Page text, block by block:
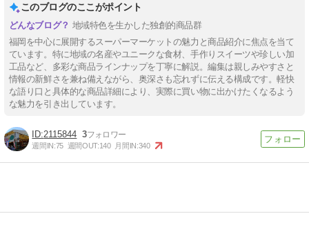
このブログのここがポイント
地域特色を生かした独創的商品群
福岡を中心に展開するスーパーマーケットの魅力と商品紹介に焦点を当て
ています。特に地域の名産やユニークな食材、手作りスイーツや珍しい加
工品など、多彩な商品ラインナップを丁寧に解説。編集は親しみやすさと
情報の新鮮さを兼ね備えながら、奥深さも忘れずに伝える構成です。軽快
な語り口と具体的な商品詳細により、実際に買い物に出かけたくなるよう
な魅力を引き出しています。
2115844 3
週間IN:75 週間OUT:140 月間IN:340